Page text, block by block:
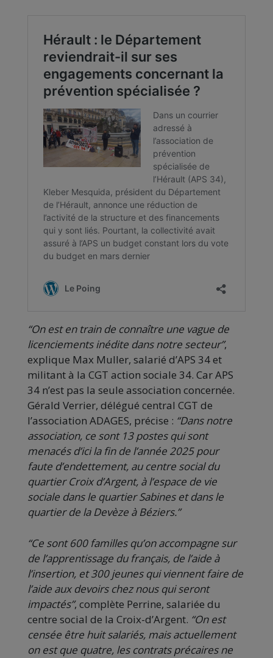
“On est en train de connaître une vague de
licenciements inédite dans notre secteur”,
explique Max Muller, salarié d’APS 34 et
militant à la CGT action sociale 34. Car APS
34 n’est pas la seule association concernée.
Gérald Verrier, délégué central CGT de
l’association ADAGES, précise : “Dans notre
association, ce sont 13 postes qui sont
menacés d’ici la fin de l’année 2025 pour
faute d’endettement, au centre social du
quartier Croix d’Argent, à l’espace de vie
sociale dans le quartier Sabines et dans le
quartier de la Devèze à Béziers.”
“Ce sont 600 familles qu’on accompagne sur
de l’apprentissage du français, de l’aide à
l’insertion, et 300 jeunes qui viennent faire de
l’aide aux devoirs chez nous qui seront
impactés”, complète Perrine, salariée du
centre social de la Croix-d’Argent. “On est
censée être huit salariés, mais actuellement
on est que quatre, les contrats précaires ne